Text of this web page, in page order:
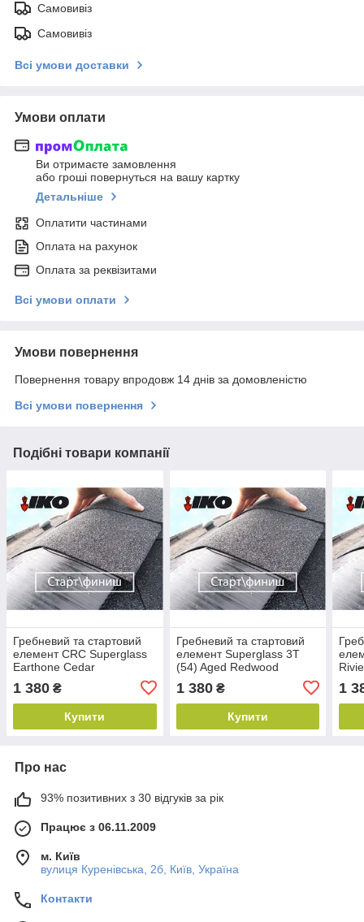
Самовивіз
Самовивіз
Всі умови доставки
Умови оплати
Ви отримаєте замовлення
або гроші повернуться на вашу картку
Детальніше
Оплатити частинами
Оплата на рахунок
Оплата за реквізитами
Всі умови оплати
Умови повернення
Повернення товару впродовж 14 днів за домовленістю
Всі умови повернення
Подібні товари компанії
Гребневий та стартовий
елемент CRC Superglass
Earthone Cedar
1 380 ₴
Купити
Гребневий та стартовий
елемент Superglass 3T
(54) Aged Redwood
1 380₴
Купити
1
Про нас
93% позитивних з 30 відгуків за рік
Працює з 06.11.2009
м. Київ
вулиця Куренівська, 2б, Київ, Україна
Контакти